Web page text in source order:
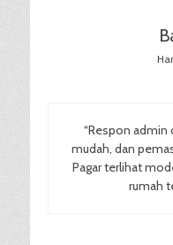
“Respon
mudah, dan
Pagar terlihat
rumah